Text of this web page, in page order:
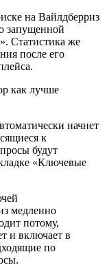
на Вайлдберриз
запущенной
Статистика же
после его
начнет
к
будут
«Ключевые
медленно
потому,
и включает в
по